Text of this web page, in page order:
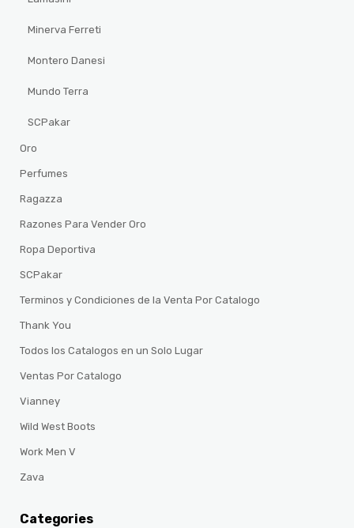
Minerva Ferreti
Montero Danesi
Mundo Terra
SCPakar
Oro
Perfumes
Ragazza
Razones Para Vender Oro
Ropa Deportiva
SCPakar
Terminos y Condiciones de la Venta Por Catalogo
Thank You
Todos los Catalogos en un Solo Lugar
Ventas Por Catalogo
Vianney
Wild West Boots
Work Men V
Zava
Categories